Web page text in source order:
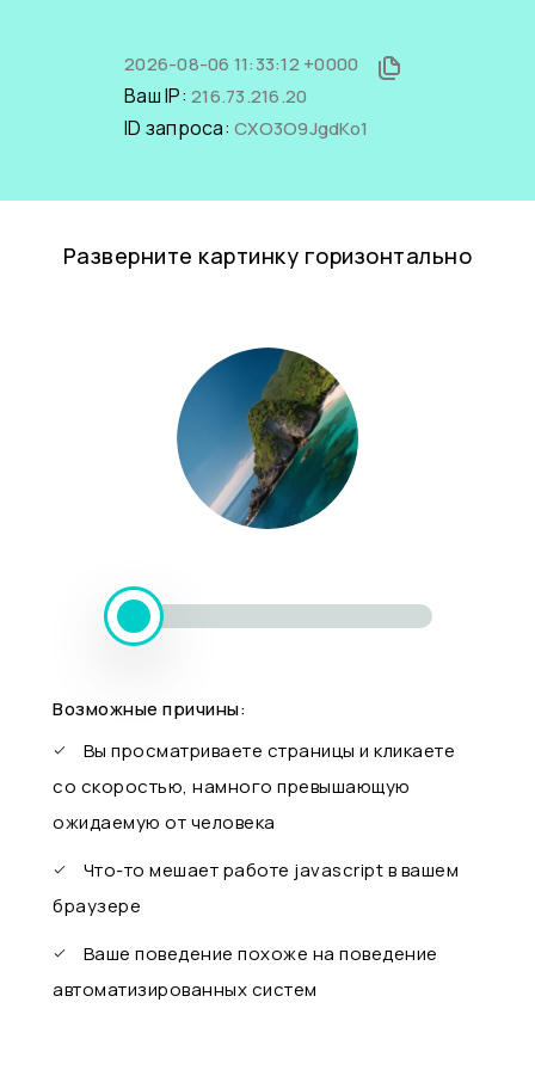
2026-08-06 11:33:12 +0000
Ваш IP: 216.73.216.20
ID запроса: CXO3O9JgdKo1
Разверните картинку горизонтально
Возможные причины:
Вы просматриваете страницы и кликаете
со скоростью, намного превышающую
ожидаемую от человека
Что-то мешает работе javascript в вашем
браузере
Ваше поведение похоже на поведение
автоматизированных систем